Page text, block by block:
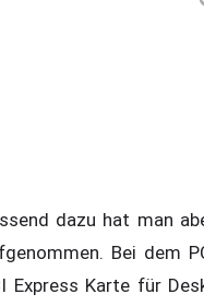
dazu hat man
Bei dem
Express Karte für